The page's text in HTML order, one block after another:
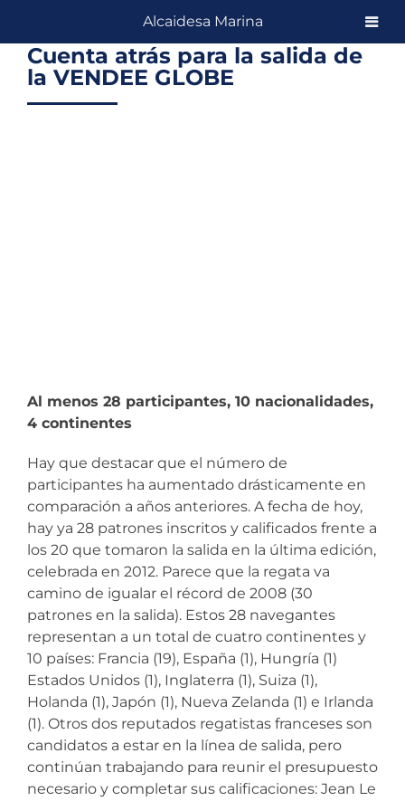
contentCuenta atrás para la salida de
la VENDEE GLOBE
Al menos 28 participantes, 10 nacionalidades,
4 continentes
Hay que destacar que el número de
participantes ha aumentado drásticamente en
comparación a años anteriores. A fecha de hoy,
hay ya 28 patrones inscritos y calificados frente a
los 20 que tomaron la salida en la última edición,
celebrada en 2012. Parece que la regata va
camino de igualar el récord de 2008 (30
patrones en la salida). Estos 28 navegantes
representan a un total de cuatro continentes y
10 países: Francia (19), España (1), Hungría (1)
Estados Unidos (1), Inglaterra (1), Suiza (1),
Holanda (1), Japón (1), Nueva Zelanda (1) e Irlanda
(1). Otros dos reputados regatistas franceses son
candidatos a estar en la línea de salida, pero
continúan trabajando para reunir el presupuesto
necesario y completar sus calificaciones: Jean Le
Alcaidesa Marina